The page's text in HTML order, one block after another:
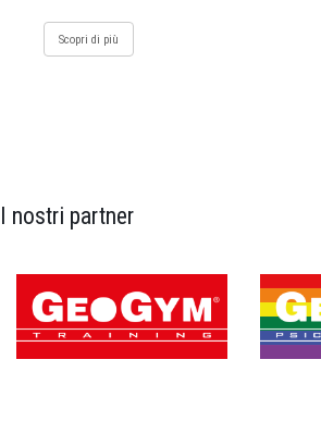
Scopri di più
I nostri partner